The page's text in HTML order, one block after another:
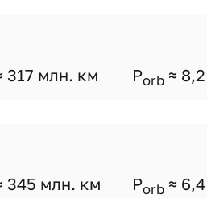
317 млн. км Porb ≈ 8,2
345 млн. км Porb ≈ 6,4